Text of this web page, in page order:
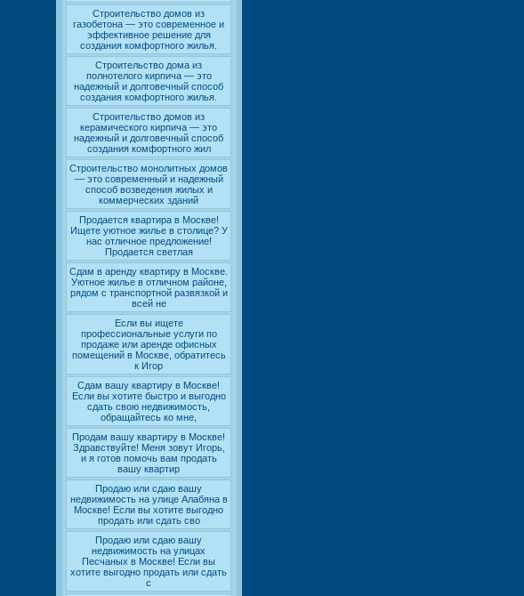
Строительство домов из
газобетона — это современное и
эффективное решение для
создания комфортного жилья.
Строительство дома из
полнотелого кирпича — это
надежный и долговечный способ
создания комфортного жилья.
Строительство домов из
керамического кирпича — это
надежный и долговечный способ
создания комфортного жил
Строительство монолитных домов
— это современный и надежный
способ возведения жилых и
коммерческих зданий
Продается квартира в Москве!
Ищете уютное жилье в столице? У
нас отличное предложение!
Продается светлая
Сдам в аренду квартиру в Москве.
Уютное жилье в отличном районе,
рядом с транспортной развязкой и
всей не
Если вы ищете
профессиональные услуги по
продаже или аренде офисных
помещений в Москве, обратитесь
к Игор
Сдам вашу квартиру в Москве!
Если вы хотите быстро и выгодно
сдать свою недвижимость,
обращайтесь ко мне,
Продам вашу квартиру в Москве!
Здравствуйте! Меня зовут Игорь,
и я готов помочь вам продать
вашу квартир
Продаю или сдаю вашу
недвижимость на улице Алабяна в
Москве! Если вы хотите выгодно
продать или сдать сво
Продаю или сдаю вашу
недвижимость на улицах
Песчаных в Москве! Если вы
хотите выгодно продать или сдать
с